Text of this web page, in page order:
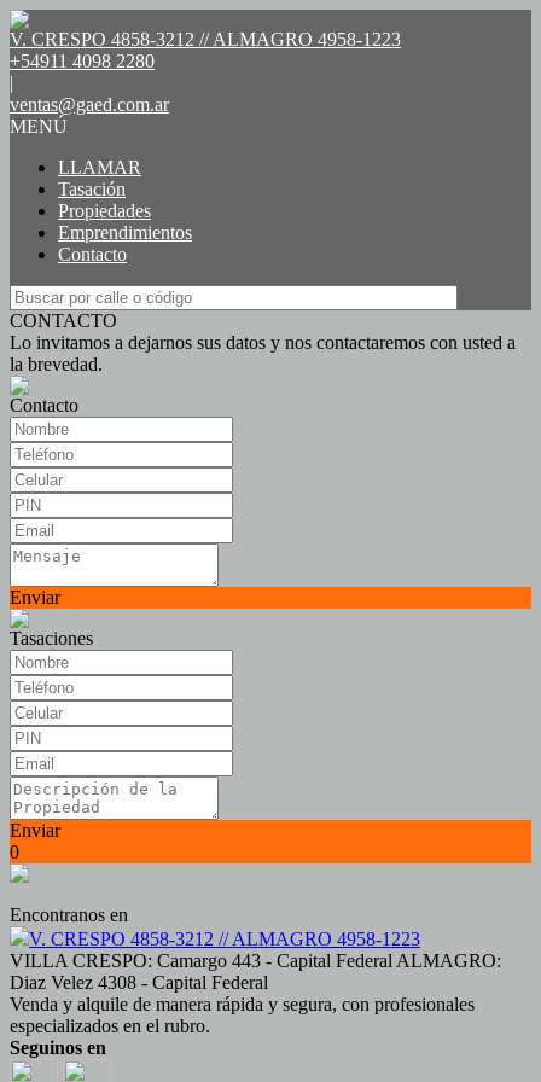
V. CRESPO 4858-3212 // ALMAGRO 4958-1223
+54911 4098 2280
|
ventas@gaed.com.ar
MENÚ
LLAMAR
Tasación
Propiedades
Emprendimientos
Contacto
CONTACTO
Lo invitamos a dejarnos sus datos y nos contactaremos con usted a
la brevedad.
Contacto
Enviar
Tasaciones
Enviar
0
Encontranos en
V. CRESPO 4858-3212 // ALMAGRO 4958-1223
VILLA CRESPO: Camargo 443 - Capital Federal ALMAGRO:
Diaz Velez 4308 - Capital Federal
Venda y alquile de manera rápida y segura, con profesionales
especializados en el rubro.
Seguinos en